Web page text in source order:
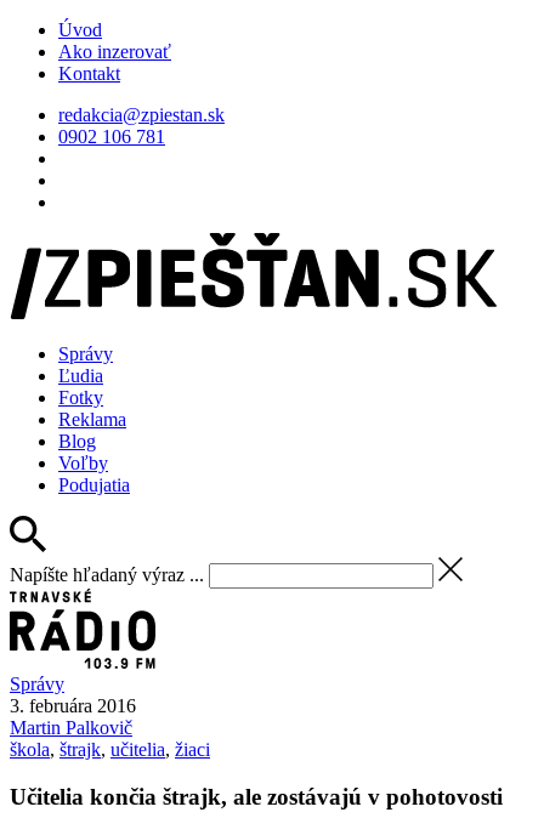
Úvod
Ako inzerovať
Kontakt
redakcia@zpiestan.sk
0902 106 781
Správy
Ľudia
Fotky
Reklama
Blog
Voľby
Podujatia
Napíšte hľadaný výraz ...
Správy
3. februára 2016
Martin Palkovič
škola, štrajk, učitelia, žiaci
Učitelia končia štrajk, ale zostávajú v pohotovosti